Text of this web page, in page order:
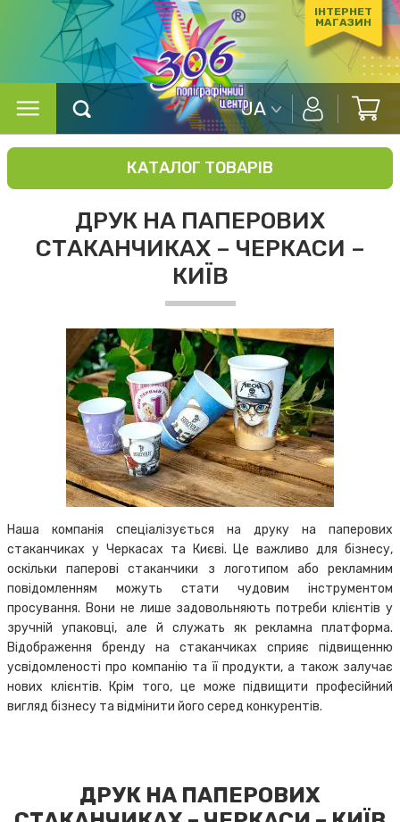
ІНТЕРНЕТ
МАГАЗИН
UA
КАТАЛОГ ТОВАРІВ
ДРУК НА ПАПЕРОВИХ
СТАКАНЧИКАХ – ЧЕРКАСИ –
КИЇВ
Наша компанія спеціалізується на друку на паперових
стаканчиках у Черкасах та Києві. Це важливо для бізнесу,
оскільки паперові стаканчики з логотипом або рекламним
повідомленням можуть стати чудовим інструментом
просування. Вони не лише задовольняють потреби клієнтів у
зручній упаковці, але й служать як рекламна платформа.
Відображення бренду на стаканчиках сприяє підвищенню
усвідомленості про компанію та її продукти, а також залучає
нових клієнтів. Крім того, це може підвищити професійний
вигляд бізнесу та відмінити його серед конкурентів.
ДРУК НА ПАПЕРОВИХ